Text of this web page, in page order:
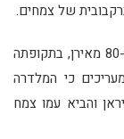
של צמחים.
מין שפלש לארץ בסוף שנות ה-70 או בתחילת ה-80 מאירן, בתקופתה
כי המלדרה
והביא עמו צמח